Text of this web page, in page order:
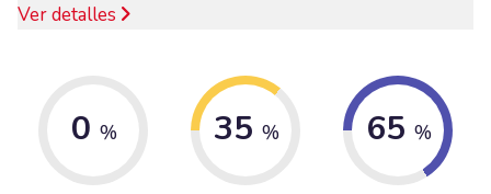
Ver detalles
0 % 35 % 65 %